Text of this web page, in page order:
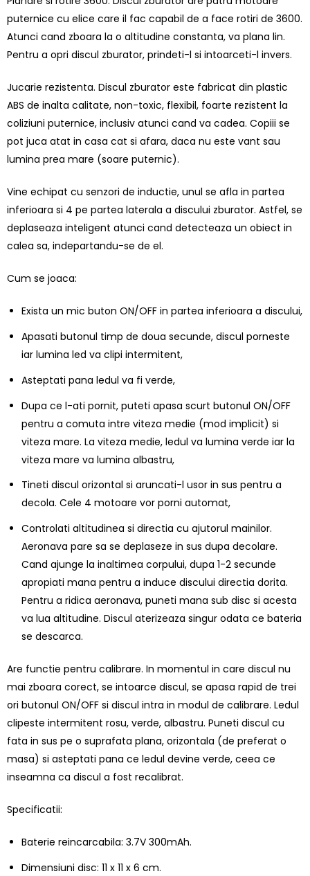
puternice cu elice care il fac capabil de a face rotiri de 3600.
Atunci cand zboara la o altitudine constanta, va plana lin.
Pentru a opri discul zburator, prindeti-l si intoarceti-l invers.
Jucarie rezistenta. Discul zburator este fabricat din plastic
ABS de inalta calitate, non-toxic, flexibil, foarte rezistent la
coliziuni puternice, inclusiv atunci cand va cadea. Copiii se
pot juca atat in casa cat si afara, daca nu este vant sau
lumina prea mare (soare puternic).
Vine echipat cu senzori de inductie, unul se afla in partea
inferioara si 4 pe partea laterala a discului zburator. Astfel, se
deplaseaza inteligent atunci cand detecteaza un obiect in
calea sa, indepartandu-se de el.
Cum se joaca:
Exista un mic buton ON/OFF in partea inferioara a discului,
Apasati butonul timp de doua secunde, discul porneste
iar lumina led va clipi intermitent,
Asteptati pana ledul va fi verde,
Dupa ce l-ati pornit, puteti apasa scurt butonul ON/OFF
pentru a comuta intre viteza medie (mod implicit) si
viteza mare. La viteza medie, ledul va lumina verde iar la
viteza mare va lumina albastru,
Tineti discul orizontal si aruncati-l usor in sus pentru a
decola. Cele 4 motoare vor porni automat,
Controlati altitudinea si directia cu ajutorul mainilor.
Aeronava pare sa se deplaseze in sus dupa decolare.
Cand ajunge la inaltimea corpului, dupa 1-2 secunde
apropiati mana pentru a induce discului directia dorita.
Pentru a ridica aeronava, puneti mana sub disc si acesta
va lua altitudine. Discul aterizeaza singur odata ce bateria
se descarca.
Are functie pentru calibrare. In momentul in care discul nu
mai zboara corect, se intoarce discul, se apasa rapid de trei
ori butonul ON/OFF si discul intra in modul de calibrare. Ledul
clipeste intermitent rosu, verde, albastru. Puneti discul cu
fata in sus pe o suprafata plana, orizontala (de preferat o
masa) si asteptati pana ce ledul devine verde, ceea ce
inseamna ca discul a fost recalibrat.
Specificatii:
Baterie reincarcabila: 3.7V 300mAh.
Dimensiuni disc: 11 x 11 x 6 cm.